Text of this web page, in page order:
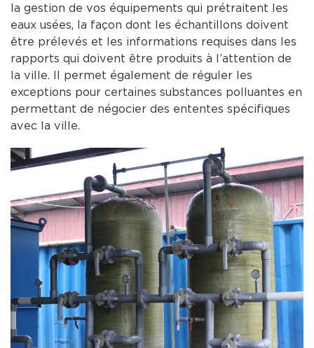
la gestion de vos équipements qui prétraitent les
eaux usées, la façon dont les échantillons doivent
être prélevés et les informations requises dans les
rapports qui doivent être produits à l’attention de
la ville. Il permet également de réguler les
exceptions pour certaines substances polluantes en
permettant de négocier des ententes spécifiques
avec la ville.